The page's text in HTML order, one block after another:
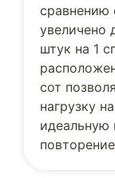
сравнению
увеличено
штук на 1
сот
нагрузку
идеальную